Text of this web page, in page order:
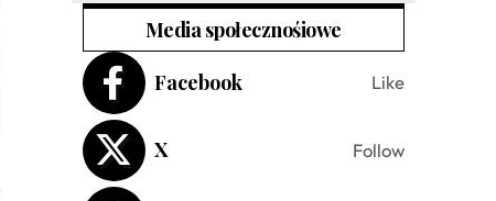
Media społecznośiowe
Facebook
Like
X Follow